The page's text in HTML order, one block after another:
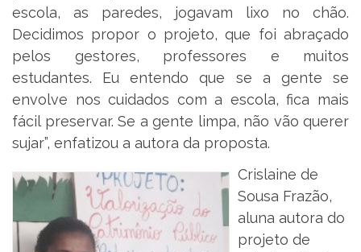
escola, as paredes, jogavam lixo no chão.
Decidimos propor o projeto, que foi abraçado
pelos gestores, professores e muitos
estudantes. Eu entendo que se a gente se
envolve nos cuidados com a escola, fica mais
fácil preservar. Se a gente limpa, não vão querer
sujar”, enfatizou a autora da proposta.
Crislaine de
Sousa Frazão,
aluna autora do
projeto de